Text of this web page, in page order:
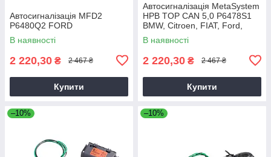
Автосигналізація MFD2
P6480Q2 FORD
В наявності
2 220,30 ₴ 2 467 ₴
Купити
Автосигналізація MetaSystem
HPB TOP CAN 5,0 P6478S1
BMW, Citroen, FIAT, Ford,
Mercedes, Peugeot, Toyota
В наявності
2 220,30 ₴ 2 467 ₴
Купити
–10% –10%